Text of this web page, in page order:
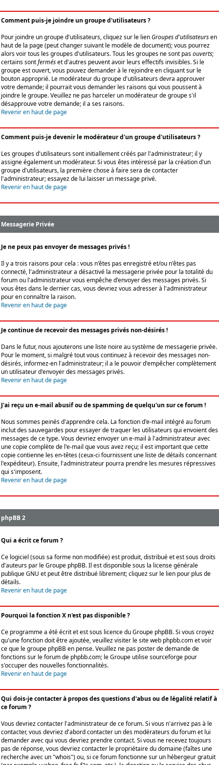
Comment puis-je joindre un groupe d'utilisateurs ?
Pour joindre un groupe d'utilisateurs, cliquez sur le lienGroupes d'utilisateursen
haut de la page (peut changer suivant le modèle de document); vous pourrez
alors voir tous les groupes d'utilisateurs. Tous les groupes ne sont pasouverts;
certains sontferméset d'autres peuvent avoir leurs effectifs invisibles. Si le
groupe est ouvert, vous pouvez demander à le rejoindre en cliquant sur le
bouton approprié. Le modérateur du groupe d'utilisateurs devra approuver
votre demande; il pourrait vous demander les raisons qui vous poussent à
joindre le groupe. Veuillez ne pas harceler un modérateur de groupe s'il
désapprouve votre demande; il a ses raisons.
Revenir en haut de page
Comment puis-je devenir le modérateur d'un groupe d'utilisateurs ?
Les groupes d'utilisateurs sont initiallement créés par l'administrateur; il y
assigne également un modérateur. Si vous êtes intéressé par la création d'un
groupe d'utilisateurs, la première chose à faire sera de contacter
l'administrateur; essayez de lui laisser un message privé.
Revenir en haut de page
Messagerie Privée
Je ne peux pas envoyer de messages privés !
Il y a trois raisons pour cela : vous n'êtes pas enregistré et/ou n'êtes pas
connecté, l'administrateur a désactivé la messagerie privée pour la totalité du
forum ou l'administrateur vous empêche d'envoyer des messages privés. Si
vous êtes dans le dernier cas, vous devriez vous adresser à l'administrateur
pour en connaître la raison.
Revenir en haut de page
Je continue de recevoir des messages privés non-désirés !
Dans le futur, nous ajouterons une liste noire au système de messagerie privée.
Pour le moment, si malgré tout vous continuez à recevoir des messages non-
désirés, informez-en l'administrateur; il a le pouvoir d'empêcher complètement
un utilisateur d'envoyer des messages privés.
Revenir en haut de page
J'ai reçu un e-mail abusif ou de spamming de quelqu'un sur ce forum !
Nous sommes peinés d'apprendre cela. La fonction d'e-mail intégré au forum
inclut des sauvegardes pour essayer de traquer les utilisateurs qui envoient des
messages de ce type. Vous devriez envoyer un e-mail à l'administrateur avec
une copie complète de l'e-mail que vous avez reçu; il est important que cette
copie contienne les en-têtes (ceux-ci fournissent une liste de détails concernant
l'expéditeur). Ensuite, l'administrateur pourra prendre les mesures répressives
qui s'imposent.
Revenir en haut de page
phpBB 2
Qui a écrit ce forum ?
Ce logiciel (sous sa forme non modifiée) est produit, distribué et est sous droits
d'auteurs par leGroupe phpBB. Il est disponible sous la license générale
publique GNU et peut être distribué librement; cliquez sur le lien pour plus de
détails.
Revenir en haut de page
Pourquoi la fonction X n'est pas disponible ?
Ce programme a été écrit et est sous licence du Groupe phpBB. Si vous croyez
qu'une fonction doit être ajoutée, veuillez visiter le site web phpbb.com et voir
ce que le groupe phpBB en pense. Veuillez ne pas poster de demande de
fonctions sur le forum de phpbb.com; le Groupe utilise sourceforge pour
s'occuper des nouvelles fonctionnalités.
Revenir en haut de page
Qui dois-je contacter à propos des questions d'abus ou de légalité relatif à
ce forum ?
Vous devriez contacter l'administrateur de ce forum. Si vous n'arrivez pas à le
contacter, vous devriez d'abord contacter un des modérateurs du forum et lui
demander avec qui vous devriez prendre contact. Si vous ne recevez toujours
pas de réponse, vous devriez contacter le propriétaire du domaine (faîtes une
recherche avec un "whois") ou, si ce forum fonctionne sur un hébergeur gratuit